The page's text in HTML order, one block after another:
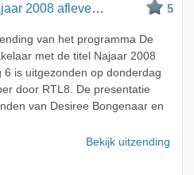
2008 aflevering 6 5
van het programma De
met de titel Najaar 2008
6 is uitgezonden op donderdag
door RTL8. De presentatie
van Desiree Bongenaar en
Bekijk uitzending